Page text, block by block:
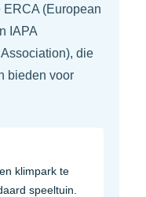
(European
IAPA
die
bieden voor
klimpark te
speeltuin.